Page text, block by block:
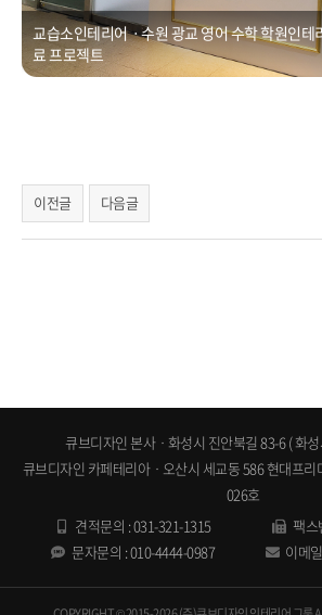
교습소인테리어ㆍ수원 광교 영어 수학 학원인
료 프로젝트
이전글 다음글
큐브디자인 본사ㆍ화성시 진안북길 83-6 ( 화
큐브디자인 카페테리아ㆍ오산시 세교동 586 현대프리
026호
견적문의 :031-321-1315
문자문의 :010-4444-0987
팩스
이메